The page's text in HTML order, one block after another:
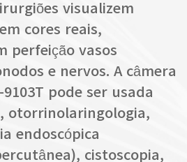
visualizem
cores reais,
perfeição vasos
e nervos. A câmera
9103T pode ser usada
otorrinolaringologia,
endoscópica
cistoscopia,